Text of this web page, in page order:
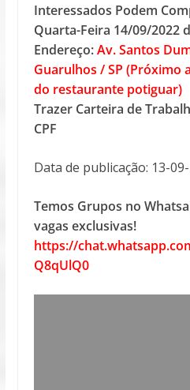
Interessados Podem
Quarta-Feira 14/09/2022
Endereço:Av. Santos
Guarulhos / SP (Próximo
do restaurante potiguar)
Trazer Carteira de
CPF
Data de publicação: 13-
Temos Grupos no
vagas exclusivas!
https://
Q8qUlQ0